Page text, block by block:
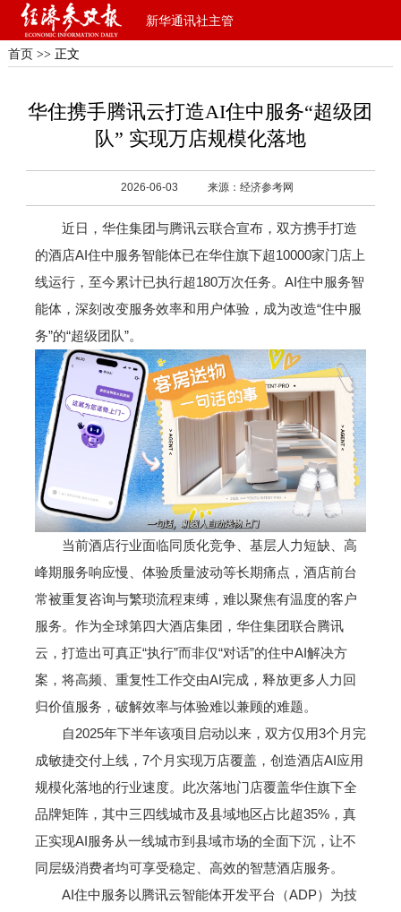
新华通讯社主管
首页 >> 正文
华住携手腾讯云打造AI住中服务“超级团
队” 实现万店规模化落地
2026-06-03 来源：经济参考网
近日，华住集团与腾讯云联合宣布，双方携手打造
的酒店AI住中服务智能体已在华住旗下超10000家门店上
线运行，至今累计已执行超180万次任务。AI住中服务智
能体，深刻改变服务效率和用户体验，成为改造“住中服
务”的“超级团队”。
当前酒店行业面临同质化竞争、基层人力短缺、高
峰期服务响应慢、体验质量波动等长期痛点，酒店前台
常被重复咨询与繁琐流程束缚，难以聚焦有温度的客户
服务。作为全球第四大酒店集团，华住集团联合腾讯
云，打造出可真正“执行”而非仅“对话”的住中AI解决方
案，将高频、重复性工作交由AI完成，释放更多人力回
归价值服务，破解效率与体验难以兼顾的难题。
自2025年下半年该项目启动以来，双方仅用3个月完
成敏捷交付上线，7个月实现万店覆盖，创造酒店AI应用
规模化落地的行业速度。此次落地门店覆盖华住旗下全
品牌矩阵，其中三四线城市及县域地区占比超35%，真
正实现AI服务从一线城市到县域市场的全面下沉，让不
同层级消费者均可享受稳定、高效的智慧酒店服务。
AI住中服务以腾讯云智能体开发平台（ADP）为技